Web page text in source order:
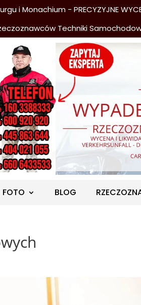
Monachium - PRECYZYJNE
Techniki
FOTO BLOG